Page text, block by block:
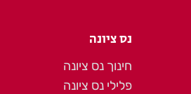
נס ציונה
חינוך נס ציונה
פלילי נס ציונה